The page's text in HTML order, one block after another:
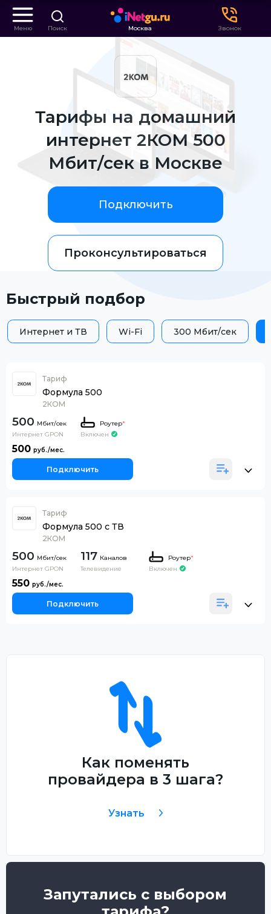
Меню Поиск Москва Звонок
Тарифы на домашний
интернет 2КОМ 500
Мбит/сек в Москве
Подключить
Проконсультироваться
Быстрый подбор
Интернет и ТВ Wi-Fi 300 Мбит/сек
Тариф
Формула 500
2КОМ
500
Интернет GPON
Роутер*
Включен
500
Подключить
Тариф
Формула 500 c ТВ
2КОМ
500
Интернет GPON
117 Каналов
Телевидение
Роутер*
Включен
550
Подключить
Как поменять
провайдера в 3 шага?
Узнать
Запутались с выбором